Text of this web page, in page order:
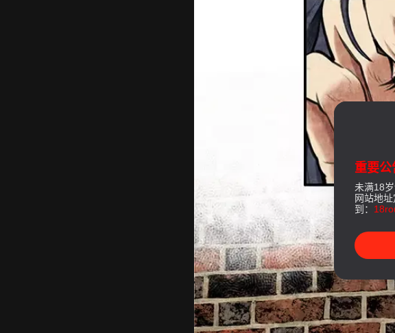
重要公
未满18岁
网站地
到：